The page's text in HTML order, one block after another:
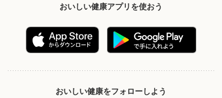
おいしい健康アプリを使おう
おいしい健康をフォローしよう